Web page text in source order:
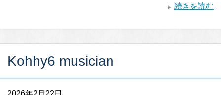
続きを読む
Kohhy6 musician